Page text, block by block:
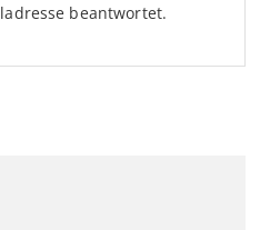
beantwortet.